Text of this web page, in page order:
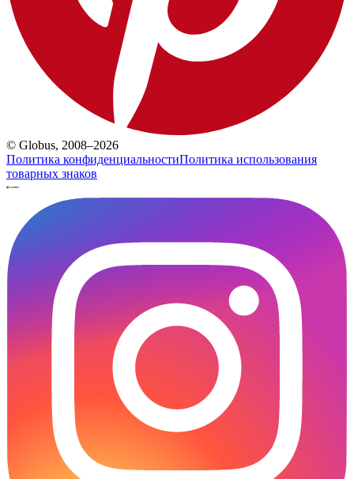
© Globus, 2008–2026
Политика конфиденциальностиПолитика использования
товарных знаков